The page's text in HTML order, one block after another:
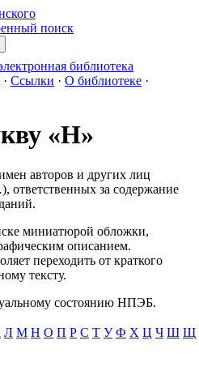
поиск
библиотека
· Ссылки · О библиотеке ·
«Н»
авторов и других лиц
ответственных за содержание
миниатюрой обложки,
описанием.
переходить от краткого
тексту.
состоянию НПЭБ.
Л М Н О П Р С Т У Ф Х Ц Ч Ш Щ